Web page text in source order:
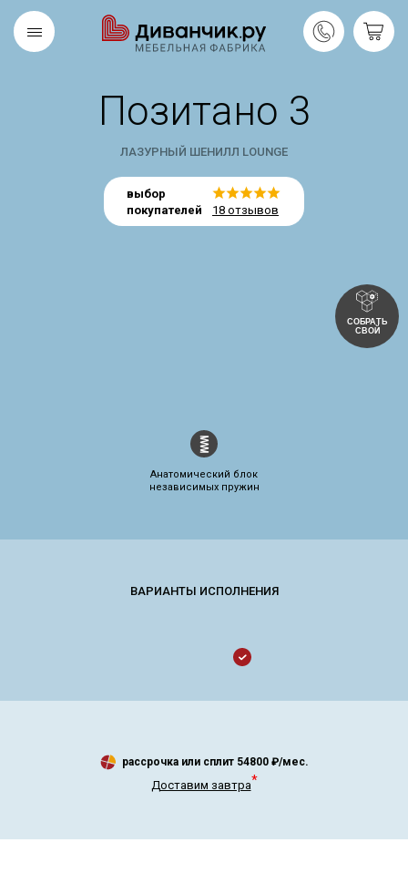
Позитано 3
ЛАЗУРНЫЙ ШЕНИЛЛ LOUNGE
выбор
покупателей
18 отзывов
СОБРАТЬ
СВОЙ
Анатомический блок
независимых пружин
рассрочка или сплит 54800 ₽/мес.
Доставим завтра*
Скандинавская